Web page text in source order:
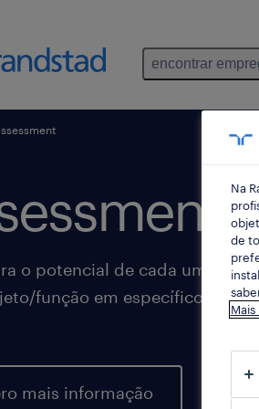
encontrar
o potencial de cada um dos
função em específico
mais informação
Na
de